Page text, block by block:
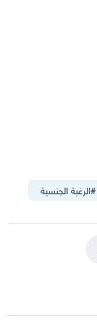
#الرغبة الجنسية